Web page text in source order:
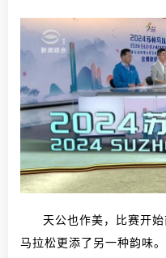
天公也作美，比赛开
马拉松更添了另一种韵味